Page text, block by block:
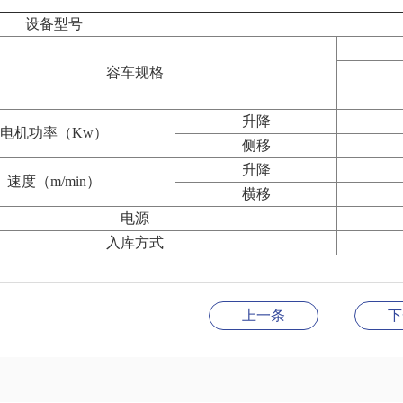
设备型号
容车规格
电机功率（Kw）
升降
侧移
速度（m/min）
升降
横移
电源
入库方式
上一条